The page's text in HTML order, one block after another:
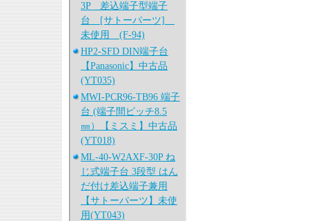
3P 差込端子型端子
台 [サトーパーツ]
未使用 (F-94)
HP2-SFD DIN端子台
【Panasonic】中古品
(YT035)
MWI-PCR96-TB96 端子
台 (端子間ピッチ8.5
㎜）【ミスミ】中古品
(YT018)
ML-40-W2AXF-30P ね
じ式端子台 3段型 はん
だ付け差込端子兼用
【サトーパーツ】未使
用(YT043)